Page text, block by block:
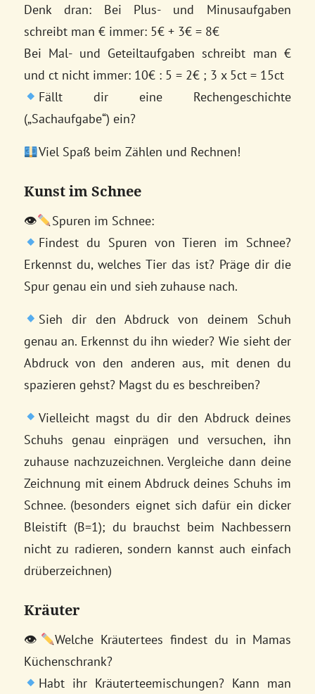
Denk dran: Bei Plus- und Minusaufgaben
schreibt man € immer: 5€ + 3€ = 8€
Bei Mal- und Geteiltaufgaben schreibt man €
und ct nicht immer: 10€ : 5 = 2€ ; 3 x 5ct = 15ct
Fällt dir eine Rechengeschichte
(„Sachaufgabe“) ein?
Viel Spaß beim Zählen und Rechnen!
Kunst im Schnee
👁
Spuren im Schnee:
Findest du Spuren von Tieren im Schnee?
Erkennst du, welches Tier das ist? Präge dir die
Spur genau ein und sieh zuhause nach.
Sieh dir den Abdruck von deinem Schuh
genau an. Erkennst du ihn wieder? Wie sieht der
Abdruck von den anderen aus, mit denen du
spazieren gehst? Magst du es beschreiben?
Vielleicht magst du dir den Abdruck deines
Schuhs genau einprägen und versuchen, ihn
zuhause nachzuzeichnen. Vergleiche dann deine
Zeichnung mit einem Abdruck deines Schuhs im
Schnee. (besonders eignet sich dafür ein dicker
Bleistift (B=1); du brauchst beim Nachbessern
nicht zu radieren, sondern kannst auch einfach
drüberzeichnen)
Kräuter
👁
Welche Kräutertees findest du in Mamas
Küchenschrank?
Habt ihr Kräuterteemischungen? Kann man